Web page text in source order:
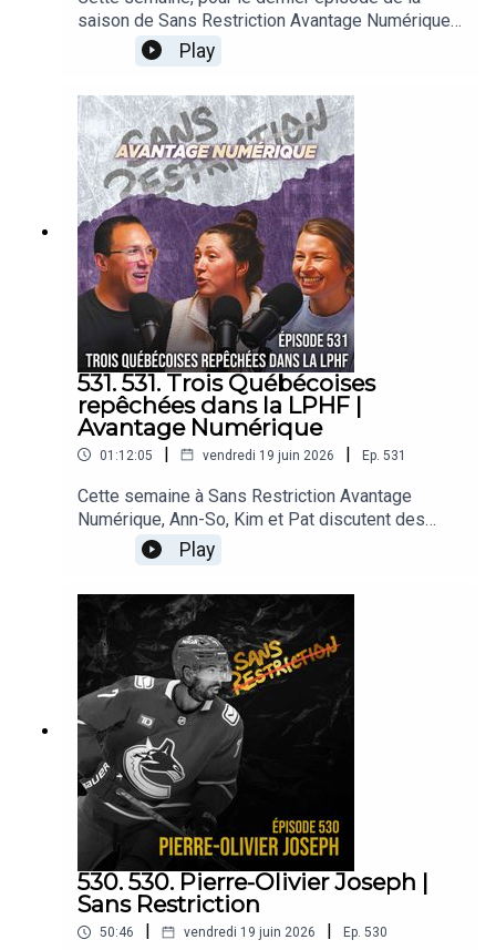
saison de Sans Restriction Avantage Numérique,
Ann-So, Kim et Pat discutent entre autres de l’état
de santé de Marie-Philip Poulin, de la signature
d’Emma Maltais avec Montréal et d’un besoin de
changement pour les femmes au Temple de la
renommée du hockey.
Play
531. 531. Trois Québécoises
repêchées dans la LPHF |
Avantage Numérique
01:12:05 | vendredi 19 juin 2026 | Ep. 531
Cette semaine à Sans Restriction Avantage
Numérique, Ann-So, Kim et Pat discutent des
trois Québécoises qui ont été repêchées dans la
LPHF, de l’injustice qu’a subi Ann-Renée
Desbiens lors de la remise de prix et de la
nouvelle entente qu’Abby Roque a signé avec la
Victoire de Montréal.
Play
530. 530. Pierre-Olivier Joseph |
Sans Restriction
50:46 | vendredi 19 juin 2026 | Ep. 530